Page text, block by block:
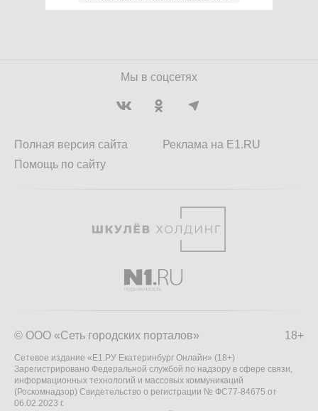
Мы в соцсетях
Полная версия сайта
Помощь по сайту
Реклама на E1.RU
18+
© ООО «Сеть городских порталов»
Сетевое издание «Е1.РУ Екатеринбург Онлайн» (18+)
Зарегистрировано Федеральной службой по надзору в сфере связи,
информационных технологий и массовых коммуникаций
(Роскомнадзор) Свидетельство о регистрации № ФС77-84675 от
06.02.2023 г.